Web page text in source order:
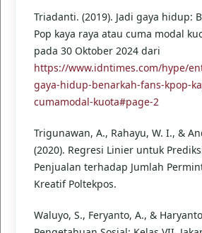
Triadanti. (2019). Jadi gaya hidup:
Pop kaya raya atau cuma modal
pada 30 Oktober 2024 dari
https://www.idntimes.com/hype/
gaya-hidup-benarkah-fans-kpop-
cumamodal-kuota#page-2
Trigunawan, A., Rahayu, W. I., &
(2020). Regresi Linier untuk
Penjualan terhadap Jumlah
Kreatif Poltekpos.
Waluyo, S., Feryanto, A., &